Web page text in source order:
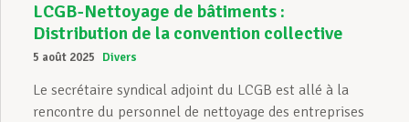
LCGB-Nettoyage de bâtiments :
Distribution de la convention collective
5 août 2025 Divers
Le secrétaire syndical adjoint du LCGB est allé à la
rencontre du personnel de nettoyage des entreprises